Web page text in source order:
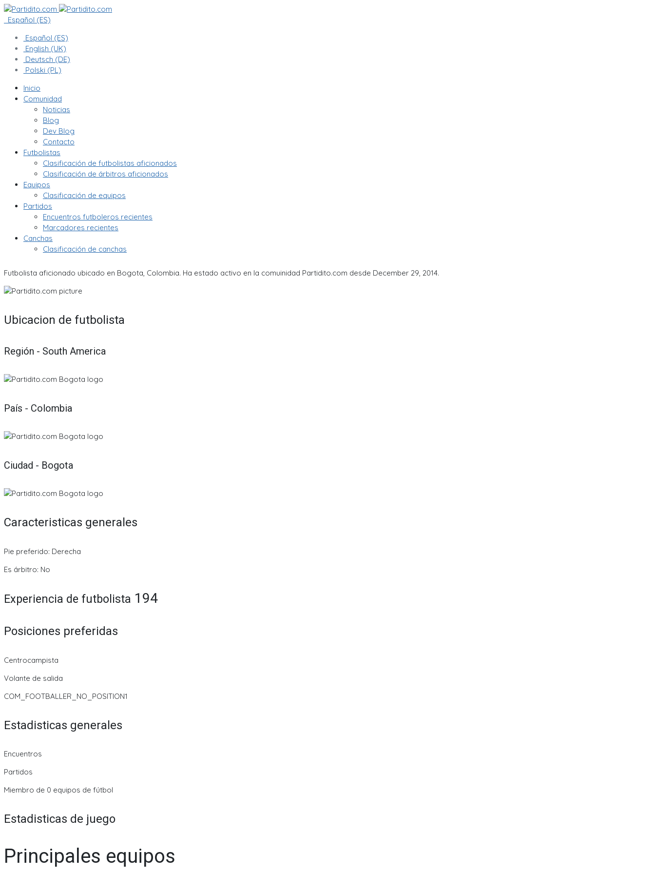
Español (ES)
Español (ES)
English (UK)
Deutsch (DE)
Polski (PL)
Inicio
Comunidad
Noticias
Blog
Dev Blog
Contacto
Futbolistas
Clasificación de futbolistas aficionados
Clasificación de árbitros aficionados
Equipos
Clasificación de equipos
Partidos
Encuentros futboleros recientes
Marcadores recientes
Canchas
Clasificación de canchas
Futbolista aficionado ubicado en Bogota, Colombia. Ha estado activo en la comuinidad Partidito.com desde December 29, 2014.
Ubicacion de futbolista
Región - South America
País - Colombia
Ciudad - Bogota
Caracteristicas generales
Pie preferido: Derecha
Es árbitro: No
Experiencia de futbolista 194
Posiciones preferidas
Centrocampista
Volante de salida
COM_FOOTBALLER_NO_POSITION1
Estadisticas generales
Encuentros
Partidos
Miembro de 0 equipos de fútbol
Estadisticas de juego
Principales equipos